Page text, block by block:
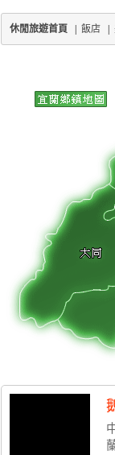
休閒旅遊首頁 飯店